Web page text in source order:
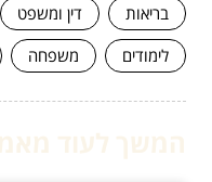
בריאות דין ומשפט
לימודים
משפחה